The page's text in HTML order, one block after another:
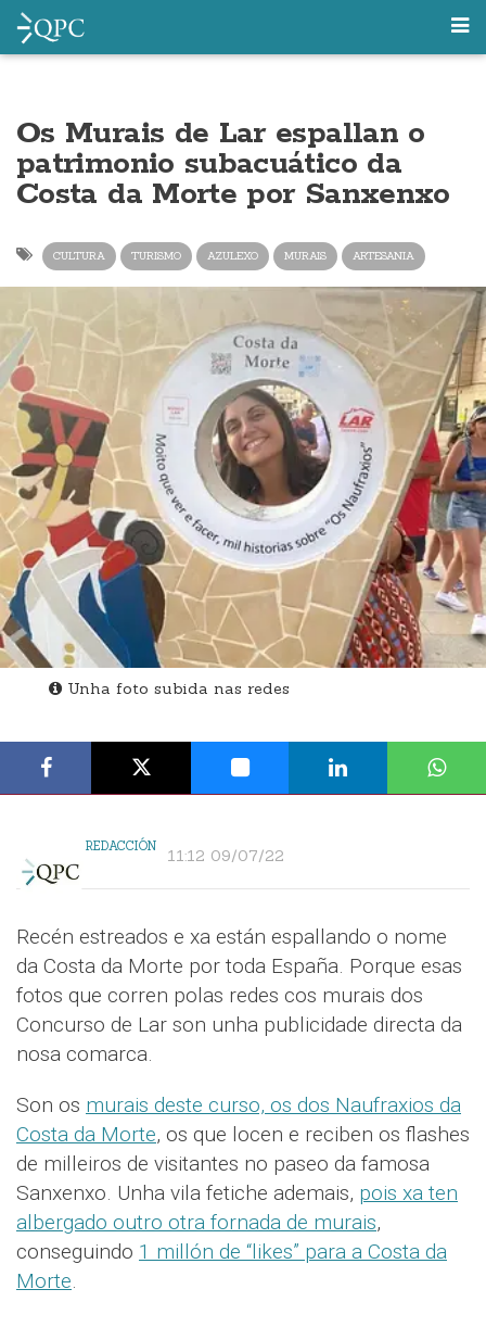
Os Murais de Lar espallan o
patrimonio subacuático da
Costa da Morte por Sanxenxo
CULTURA TURISMO AZULEXO MURAIS ARTESANIA
Unha foto subida nas redes
REDACCIÓN 11:12 09/07/22
Recén estreados e xa están espallando o nome
da Costa da Morte por toda España. Porque esas
fotos que corren polas redes cos murais dos
Concurso de Lar son unha publicidade directa da
nosa comarca.
Son os murais deste curso, os dos Naufraxios da
Costa da Morte, os que locen e reciben os flashes
de milleiros de visitantes no paseo da famosa
Sanxenxo. Unha vila fetiche ademais, pois xa ten
albergado outro otra fornada de murais,
conseguindo 1 millón de “likes” para a Costa da
Morte